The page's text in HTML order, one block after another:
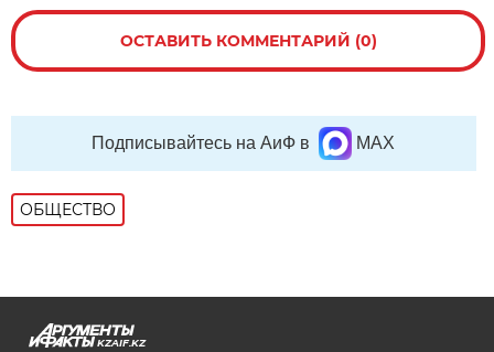
ОСТАВИТЬ КОММЕНТАРИЙ (0)
Подписывайтесь на АиФ в MAX
ОБЩЕСТВО
KZAIF.KZ